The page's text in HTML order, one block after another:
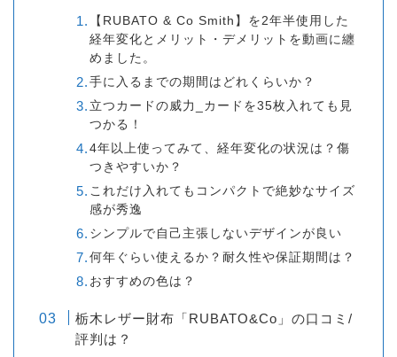
【RUBATO & Co Smith】を2年半使用した
経年変化とメリット・デメリットを動画に纏
めました。
手に入るまでの期間はどれくらいか？
立つカードの威力_カードを35枚入れても見
つかる！
4年以上使ってみて、経年変化の状況は？傷
つきやすいか？
これだけ入れてもコンパクトで絶妙なサイズ
感が秀逸
シンプルで自己主張しないデザインが良い
何年ぐらい使えるか？耐久性や保証期間は？
おすすめの色は？
栃木レザー財布「RUBATO&Co」の口コミ/
評判は？